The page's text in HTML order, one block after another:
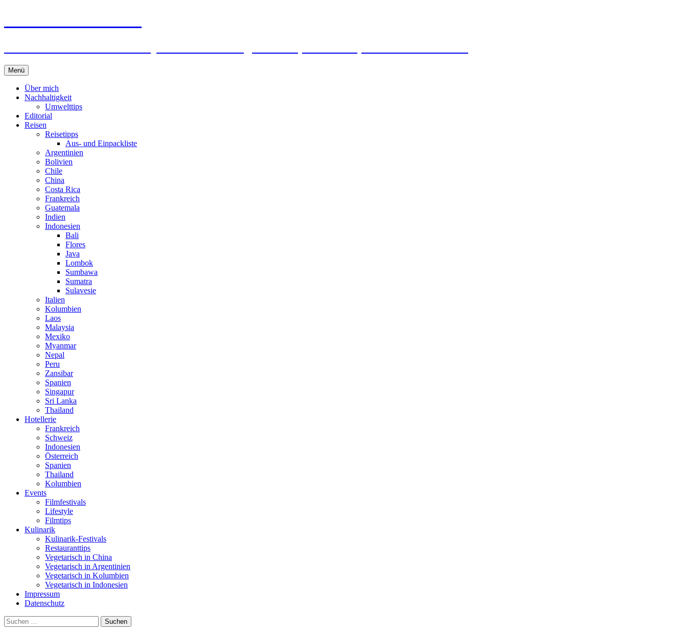
Menü Springe
zum
Inhalt
Über mich
Nachhaltigkeit
Umwelttips
Editorial
Reisen
Reisetipps
Aus- und Einpackliste
Argentinien
Bolivien
Chile
China
Costa Rica
Frankreich
Guatemala
Indien
Indonesien
Bali
Flores
Java
Lombok
Sumbawa
Sumatra
Sulavesie
Italien
Kolumbien
Laos
Malaysia
Mexiko
Myanmar
Nepal
Peru
Zansibar
Spanien
Singapur
Sri Lanka
Thailand
Hotellerie
Frankreich
Schweiz
Indonesien
Österreich
Spanien
Thailand
Kolumbien
Events
Filmfestivals
Lifestyle
Filmtips
Kulinarik
Kulinarik-Festivals
Restauranttips
Vegetarisch in China
Vegetarisch in Argentinien
Vegetarisch in Kolumbien
Vegetarisch in Indonesien
Impressum
Datenschutz
Suchen
nach: